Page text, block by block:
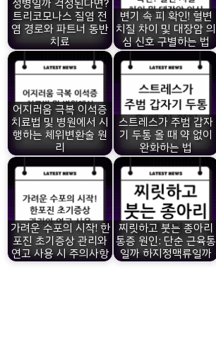
트리코모나스 질염 전
염 경로와 파트너 동반
치료
변기 속 피 확인! 혈변
치질 차이 및 대장암 의
심 신호 구별하는 법
어지러움 극복 이석증
치료법 및 병원에서 시
행하는 체위변환술 원
리
스트레스가 주범 갑자
기 두통 올 때 약 없이
완화하는 법
가려운 수포의 시작! 한
포진 초기증상 관리와
연고 사용 시 주의사항
찌릿하고 붓는 종아리
통증 원인: 단순 근육통
일까 하지정맥류일까